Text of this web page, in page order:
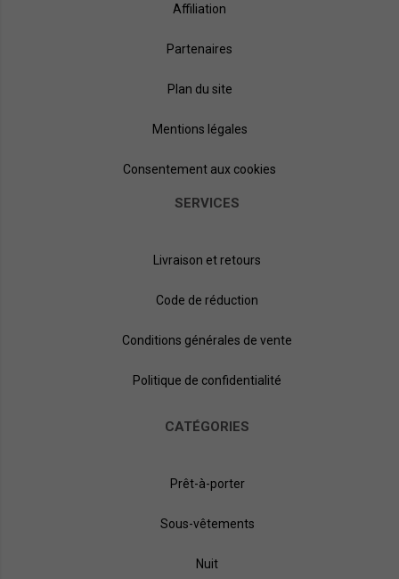
Affiliation
Partenaires
Plan du site
Mentions légales
Consentement aux cookies
SERVICES
Livraison et retours
Code de réduction
Conditions générales de vente
Politique de confidentialité
CATÉGORIES
Prêt-à-porter
Sous-vêtements
Nuit